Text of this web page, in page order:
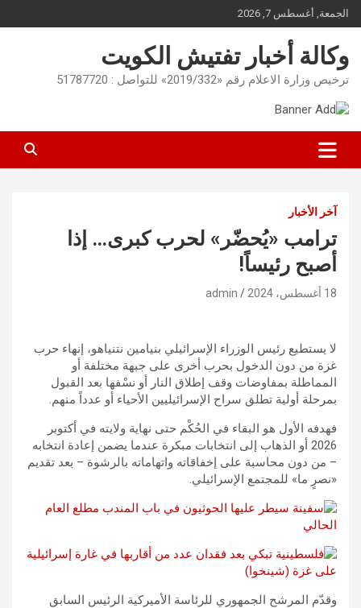
Skip
to
content
الجمعة, أغسطس 7, 2026
وكالة أخبار تفتيش الكويت
ترخيص وزارة الاعلام رقم «2019/332» للتواصل : 51787720
آخر الأخبار
ترامب «يُحضّر» لحرب كبرى… إذا
أصبح رئيساً!
18 أغسطس، 2024 admin
لا يستطيع رئيس الوزراء الإسرائيلي بنيامين نتنياهو، إنهاء حرب
غزة من دون الدخول بحرب أخرى على جبهة مختلفة أو
المماطلة بمفاوضات وقف إطلاق النار أو نسْفها بعد القبول
بمرحلة أولية تطلق سراح الإسرائيليين الأحياء أو عدداً منهم.
فهدفه الأول هو البقاء في الحُكْم حتى نهاية ولايته في أكتوبر
2026 أو الذهاب إلى انتخابات مبكرة عندما يضمن إعادة انتخابه
– من دون محاسبة على إخفاقاته واتهاماته بالرشوة – بعد تقديم
«نصرٍ ما» للمجتمع الإسرائيلي.
وقدّم المرشح الجمهوري للرئاسة الأميركية الرئيس السابق